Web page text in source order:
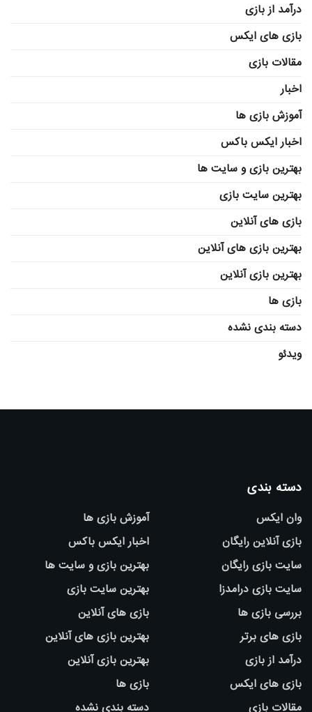
درآمد از بازی
بازی های ایکس
مقالات بازی
اخبار
آموزش بازی ها
اخبار ایکس باکس
بهترین بازی و سایت ها
بهترین سایت بازی
بازی های آنلاین
بهترین بازی های آنلاین
بهترین بازی آنلاین
بازی ها
دسته بندی نشده
ویدئو
دسته بندی
وان ایکس
بازی آنلاین رایگان
سایت بازی رایگان
سایت بازی درامدزا
بررسی بازی ها
بازی های برتر
درآمد از بازی
بازی های ایکس
مقالات بازی
آموزش بازی ها
اخبار ایکس باکس
بهترین بازی و سایت ها
بهترین سایت بازی
بازی های آنلاین
بهترین بازی های آنلاین
بهترین بازی آنلاین
بازی ها
دسته بندی نشده